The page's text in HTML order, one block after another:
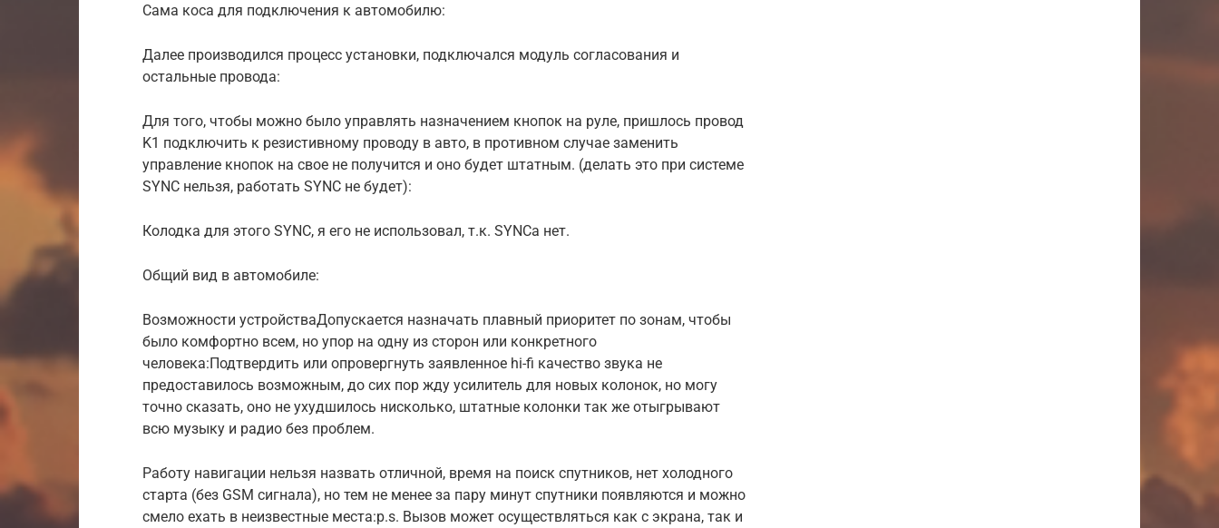
Сама коса для подключения к автомобилю:
Далее производился процесс установки, подключался модуль согласования и
остальные провода:
Для того, чтобы можно было управлять назначением кнопок на руле, пришлось провод
K1 подключить к резистивному проводу в авто, в противном случае заменить
управление кнопок на свое не получится и оно будет штатным. (делать это при системе
SYNC нельзя, работать SYNC не будет):
Колодка для этого SYNC, я его не использовал, т.к. SYNCа нет.
Общий вид в автомобиле:
Возможности устройстваДопускается назначать плавный приоритет по зонам, чтобы
было комфортно всем, но упор на одну из сторон или конкретного
человека:Подтвердить или опровергнуть заявленное hi-fi качество звука не
предоставилось возможным, до сих пор жду усилитель для новых колонок, но могу
точно сказать, оно не ухудшилось нисколько, штатные колонки так же отыгрывают
всю музыку и радио без проблем.
Работу навигации нельзя назвать отличной, время на поиск спутников, нет холодного
старта (без GSM сигнала), но тем не менее за пару минут спутники появляются и можно
смело ехать в неизвестные места:p.s. Вызов может осуществляться как с экрана, так и